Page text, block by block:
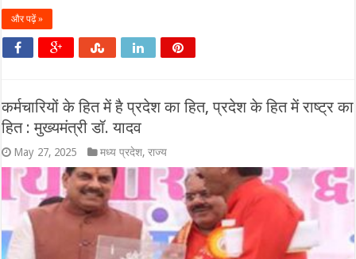
और पढ़ें »
कर्मचारियों के हित में है प्रदेश का हित, प्रदेश के हित में राष्ट्र का
हित : मुख्यमंत्री डॉ. यादव
May 27, 2025 मध्य प्रदेश,राज्य